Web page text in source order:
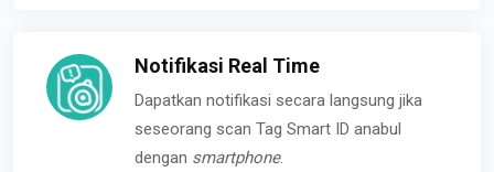
Notifikasi Real Time
Dapatkan notifikasi secara langsung jika
seseorang scan Tag Smart ID anabul
dengan smartphone.